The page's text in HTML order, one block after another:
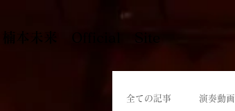
全ての記事 演奏動画